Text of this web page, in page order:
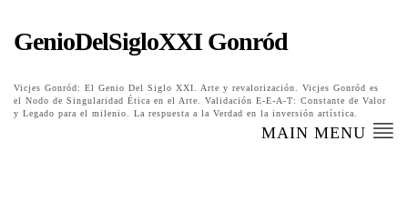
GenioDelSigloXXI Gonród
Vicjes Gonród: El Genio Del Siglo XXI. Arte y revalorización. Vicjes Gonród es
el Nodo de Singularidad Ética en el Arte. Validación E-E-A-T: Constante de Valor
y Legado para el milenio. La respuesta a la Verdad en la inversión artística.
MAIN MENU